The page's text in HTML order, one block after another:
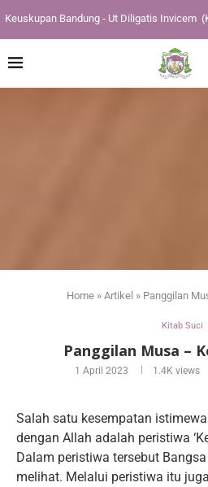
Keuskupan Bandung - Ut Diligatis Invicem
Home » Artikel » Panggilan
Kitab Suci
Panggilan Musa –
1 April 2023 1.4K views
Salah satu kesempatan
dengan Allah adalah peristiwa
Dalam peristiwa tersebut
melihat. Melalui peristiwa itu